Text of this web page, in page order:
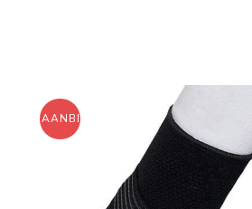
AANBIEDING!